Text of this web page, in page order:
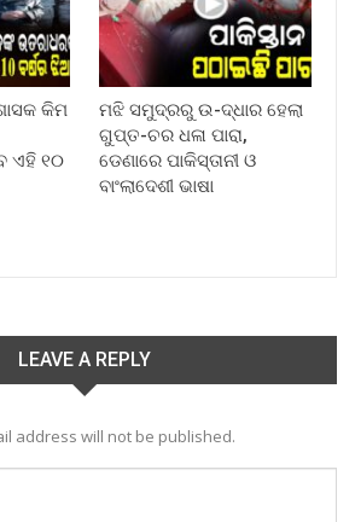
କିମ
ଏହି ୧୦
ମଝି ସମୁଦ୍ରରୁ ଉ-ଦ୍ଧାର ହେଲା
ଗୁପ୍ତ-ଚର ଧଳା ପାରା,
ଡେଣାରେ ପାକିସ୍ତାନୀ ଓ
ବାଂଲାଦେଶୀ ଭାଷା
LEAVE A REPLY
address will not be published.